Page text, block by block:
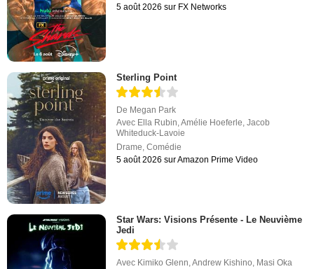
5 août 2026 sur FX Networks
Sterling Point
De Megan Park
Avec Ella Rubin,Amélie Hoeferle,Jacob
Whiteduck-Lavoie
Drame,Comédie
5 août 2026 sur Amazon Prime Video
Star Wars: Visions Présente - Le Neuvième
Jedi
Avec Kimiko Glenn,Andrew Kishino, Masi Oka